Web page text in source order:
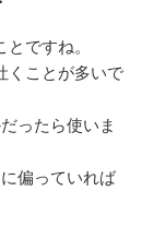
ですね。
くことが多いで
ったら使いま
偏っていれば